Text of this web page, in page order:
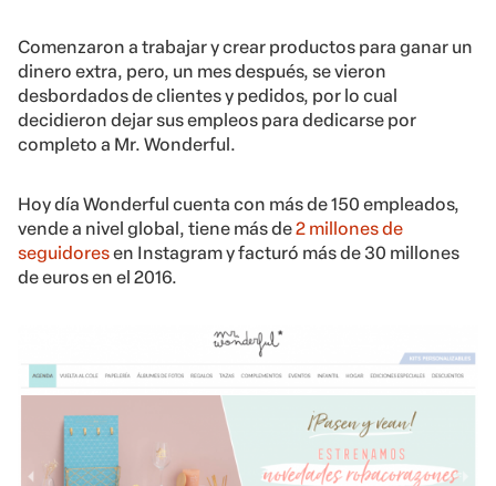
Comenzaron a trabajar y crear productos para ganar un
dinero extra, pero, un mes después, se vieron
desbordados de clientes y pedidos, por lo cual
decidieron dejar sus empleos para dedicarse por
completo a Mr. Wonderful.
Hoy día Wonderful cuenta con más de 150 empleados,
vende a nivel global, tiene más de2 millones de
seguidoresen Instagram y facturó más de 30 millones
de euros en el 2016.